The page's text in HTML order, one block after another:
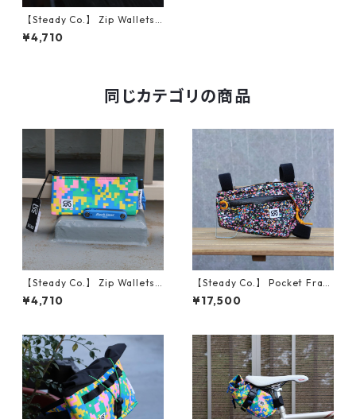
【Steady Co.】 Zip Wallets
(Fetti Camo, Green)
¥4,710
同じカテゴリの商品
【Steady Co.】 Zip Wallets
(Fetti Camo, Blue)
¥4,710
【Steady Co.】 Pocket Fram
e Bag (Static)
¥17,500